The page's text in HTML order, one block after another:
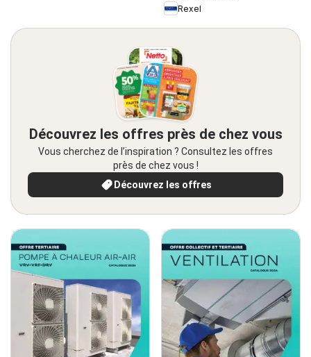
Rexel
Découvrez les offres près de chez vous
Vous cherchez de l’inspiration ? Consultez les offres
près de chez vous !
Découvrez les offres